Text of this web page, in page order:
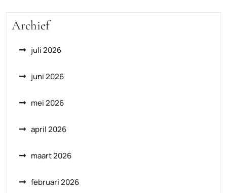
Archief
juli 2026
juni 2026
mei 2026
april 2026
maart 2026
februari 2026